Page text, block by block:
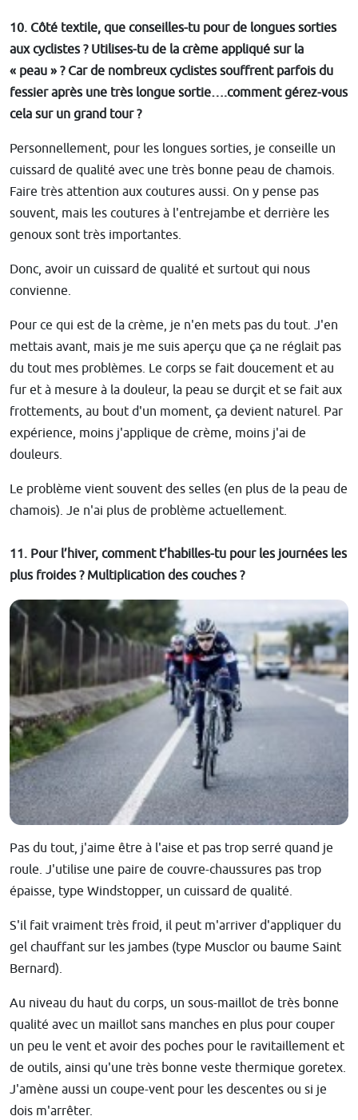
10. Côté textile, que conseilles-tu pour de longues sorties
aux cyclistes ? Utilises-tu de la crème appliqué sur la
« peau » ? Car de nombreux cyclistes souffrent parfois du
fessier après une très longue sortie….comment gérez-vous
cela sur un grand tour ?
Personnellement, pour les longues sorties, je conseille un
cuissard de qualité avec une très bonne peau de chamois.
Faire très attention aux coutures aussi. On y pense pas
souvent, mais les coutures à l'entrejambe et derrière les
genoux sont très importantes.
Donc, avoir un cuissard de qualité et surtout qui nous
convienne.
Pour ce qui est de la crème, je n'en mets pas du tout. J'en
mettais avant, mais je me suis aperçu que ça ne réglait pas
du tout mes problèmes. Le corps se fait doucement et au
fur et à mesure à la douleur, la peau se durçit et se fait aux
frottements, au bout d'un moment, ça devient naturel. Par
expérience, moins j'applique de crème, moins j'ai de
douleurs.
Le problème vient souvent des selles (en plus de la peau de
chamois). Je n'ai plus de problème actuellement.
11. Pour l’hiver, comment t’habilles-tu pour les journées les
plus froides ? Multiplication des couches ?
Pas du tout, j'aime être à l'aise et pas trop serré quand je
roule. J'utilise une paire de couvre-chaussures pas trop
épaisse, type Windstopper, un cuissard de qualité.
S'il fait vraiment très froid, il peut m'arriver d'appliquer du
gel chauffant sur les jambes (type Musclor ou baume Saint
Bernard).
Au niveau du haut du corps, un sous-maillot de très bonne
qualité avec un maillot sans manches en plus pour couper
un peu le vent et avoir des poches pour le ravitaillement et
de outils, ainsi qu'une très bonne veste thermique goretex.
J'amène aussi un coupe-vent pour les descentes ou si je
dois m'arrêter.